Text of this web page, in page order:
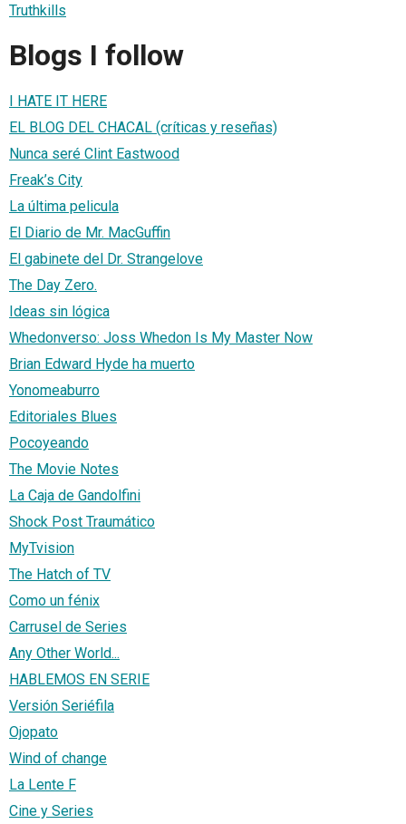
Truthkills
Blogs I follow
I HATE IT HERE
EL BLOG DEL CHACAL (críticas y reseñas)
Nunca seré Clint Eastwood
Freak’s City
La última pelicula
El Diario de Mr. MacGuffin
El gabinete del Dr. Strangelove
The Day Zero.
Ideas sin lógica
Whedonverso: Joss Whedon Is My Master Now
Brian Edward Hyde ha muerto
Yonomeaburro
Editoriales Blues
Pocoyeando
The Movie Notes
La Caja de Gandolfini
Shock Post Traumático
MyTvision
The Hatch of TV
Como un fénix
Carrusel de Series
Any Other World...
HABLEMOS EN SERIE
Versión Seriéfila
Ojopato
Wind of change
La Lente F
Cine y Series